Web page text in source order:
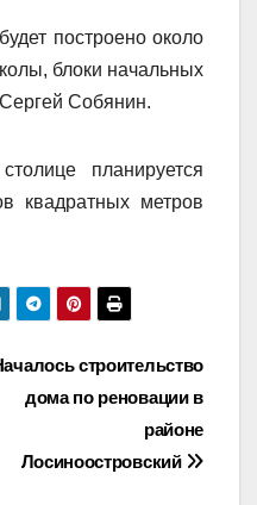
построено около
блоки начальных
Собянин.
планируется
квадратных метров
строительство
дома по реновации в
районе
Лосиноостровский